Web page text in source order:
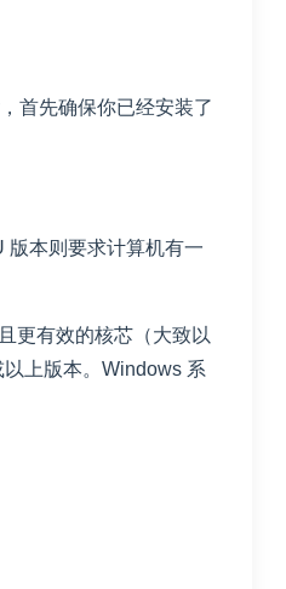
首先确保你已经安装了
版本则要求计算机有一
更有效的核芯（大致以
上版本。Windows 系